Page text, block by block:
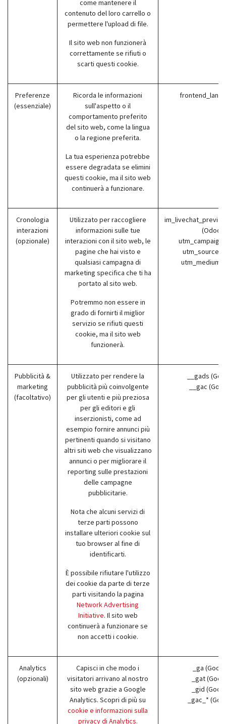
come mantenere il
contenuto del loro carrello o
permettere l'upload di file.
Il sito web non funzionerà
correttamente se rifiuti o
scarti questi cookie.
Preferenze
(essenziale)
Ricorda le informazioni
sull'aspetto o il
comportamento preferito
del sito web, come la lingua
o la regione preferita.
La tua esperienza potrebbe
essere degradata se elimini
questi cookie, ma il sito web
continuerà a funzionare.
frontend_lang
Cronologia
interazioni
(opzionale)
Utilizzato per raccogliere
informazioni sulle tue
interazioni con il sito web, le
pagine che hai visto e
qualsiasi campagna di
marketing specifica che ti ha
portato al sito web.
Potremmo non essere in
grado di fornirti il miglior
servizio se rifiuti questi
cookie, ma il sito web
funzionerà.
(Odoo)
utm_campaign
utm_source
utm_medium
Pubblicità &
marketing
(facoltativo)
Utilizzato per rendere la
pubblicità più coinvolgente
per gli utenti e più preziosa
per gli editori e gli
inserzionisti, come ad
esempio fornire annunci più
pertinenti quando si visitano
altri siti web che visualizzano
annunci o per migliorare il
reporting sulle prestazioni
delle campagne
pubblicitarie.
Nota che alcuni servizi di
terze parti possono
installare ulteriori cookie sul
tuo browser al fine di
identificarti.
È possibile rifiutare l'utilizzo
dei cookie da parte di terze
parti visitando la pagina
Network Advertising
Initiative. Il sito web
continuerà a funzionare se
non accetti i cookie.
__gads
__gac
Analytics
(opzionali)
Capisci in che modo i
visitatori arrivano al nostro
sito web grazie a Google
Analytics. Scopri di più su
cookie e informazioni sulla
privacy di Analytics.
_ga
_gat
_gid
_gac_*